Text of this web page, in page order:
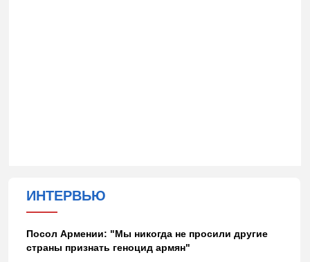
ИНТЕРВЬЮ
Посол Армении: "Мы никогда не просили другие
страны признать геноцид армян"